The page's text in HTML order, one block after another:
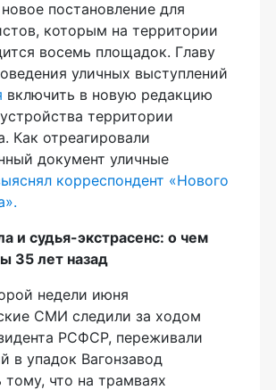
постановление для
которым на территории
восемь площадок. Главу
уличных выступлений
включить в новую редакцию
территории
Как отреагировали
документ уличные
корреспондент «Нового
и судья-экстрасенс: о чем
35 лет назад
недели июня
СМИ следили за ходом
РСФСР, переживали
в упадок Вагонзавод
тому, что на трамваях